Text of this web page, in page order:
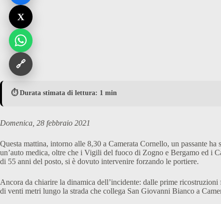
⏱️ Durata stimata di lettura: 1 min
Domenica, 28 febbraio 2021
Questa mattina, intorno alle 8,30 a Camerata Cornello, un passante
un’auto medica, oltre che i Vigili del fuoco di Zogno e Bergamo ed i
di 55 anni del posto, si è dovuto intervenire forzando le portiere.
Ancora da chiarire la dinamica dell’incidente: dalle prime
di venti metri lungo la strada che collega San Giovanni Bianco a
X
🔗